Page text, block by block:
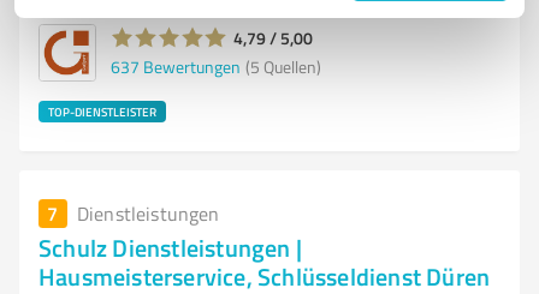
4,79 / 5,00
637 Bewertungen (5 Quellen)
TOP-DIENSTLEISTER
7 Dienstleistungen
Schulz Dienstleistungen |
Hausmeisterservice, Schlüsseldienst Düren